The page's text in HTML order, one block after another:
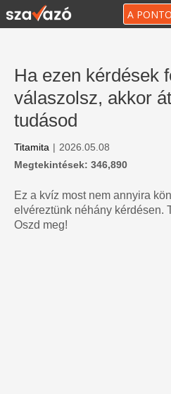
A
Ha ezen kérdések
válaszolsz, akkor
tudásod
Titamita | 2026.05.08
Megtekintések: 346,890
Ez a kvíz most nem annyira
elvéreztünk néhány kérdésen.
Oszd meg!